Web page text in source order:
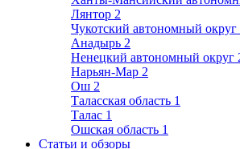
Лянтор 2
Чукотский автономный округ
Анадырь 2
Ненецкий автономный округ
Нарьян-Мар 2
Ош 2
Таласская область 1
Талас 1
Ошская область 1
Статьи и обзоры